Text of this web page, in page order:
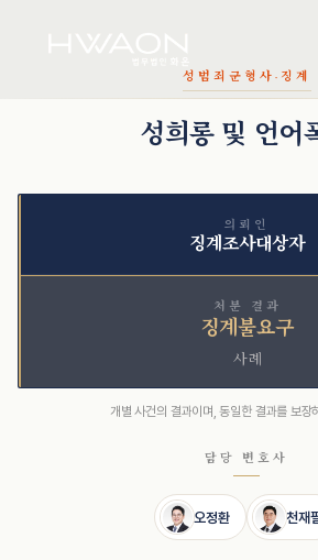
성범죄 군형사·징계
성희롱 및 언어
의뢰인
징계조사대상자
처분 결과
징계불요구
사례
개별 사건의 결과이며, 동일한 결과를 보장
담당 변호사
오정환 천재